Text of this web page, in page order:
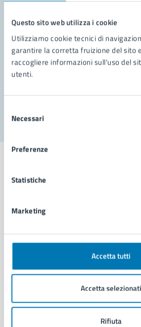
Questo sito web utilizza i cookie
Utilizziamo cookie tecnici di
garantire la corretta fruizione del sito
raccogliere informazioni sull'uso del
utenti.
delNecessari
Preferenze
Statistiche
Marketing
Accetta tutti
Accetta selezionati
Rifiuta
Richiedi assistenza
Prenota appuntamento
Problemi in città
Aree amministrative
Uffici
Politici